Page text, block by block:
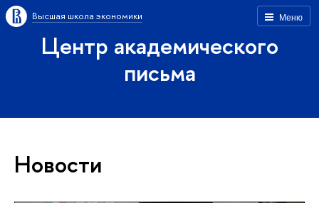
Меню
Высшая школа экономики
Центр академического
письма
Новости